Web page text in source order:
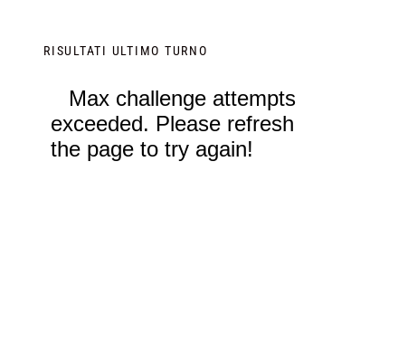
RISULTATI ULTIMO TURNO